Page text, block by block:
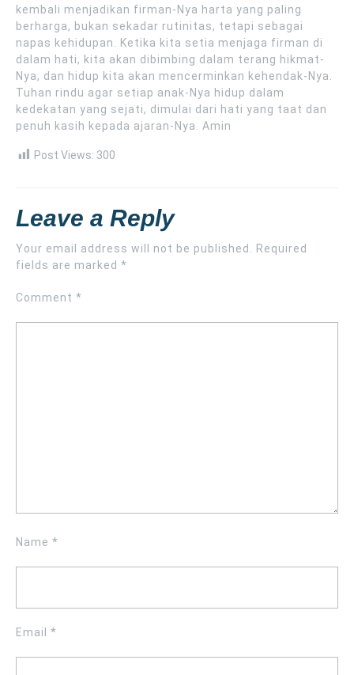
kembali menjadikan firman-Nya harta yang paling
berharga, bukan sekadar rutinitas, tetapi sebagai
napas kehidupan. Ketika kita setia menjaga firman di
dalam hati, kita akan dibimbing dalam terang hikmat-
Nya, dan hidup kita akan mencerminkan kehendak-Nya.
Tuhan rindu agar setiap anak-Nya hidup dalam
kedekatan yang sejati, dimulai dari hati yang taat dan
penuh kasih kepada ajaran-Nya. Amin
Post Views: 300
Leave a Reply
Your email address will not be published. Required
fields are marked *
Comment *
Name *
Email *